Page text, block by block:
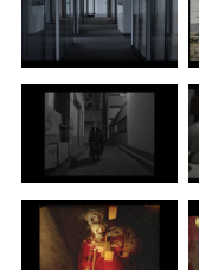
DIE
WÄNDE
-
MÜSSEN
NUR
SOLLEN
EL
TIEMPO
PERDIDO